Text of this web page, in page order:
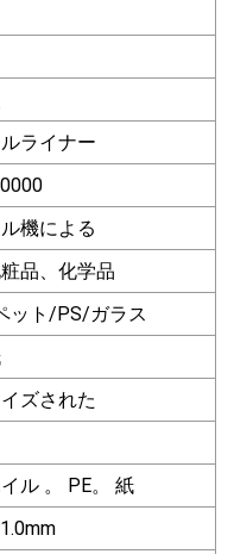
ライナー
機による
品、化学品
ット/PS/ガラス
ズされた
ル 。 PE。 紙